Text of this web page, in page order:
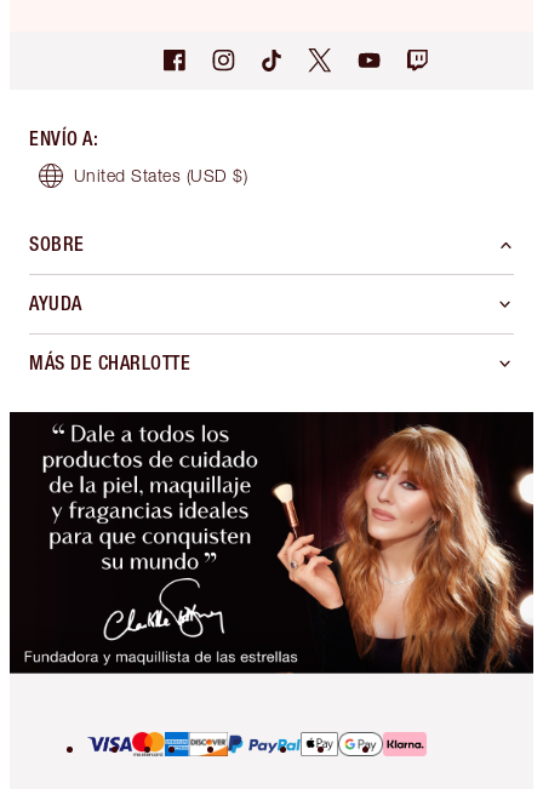
ENVÍO A:
United States (USD $)
SOBRE
AYUDA
MÁS DE CHARLOTTE